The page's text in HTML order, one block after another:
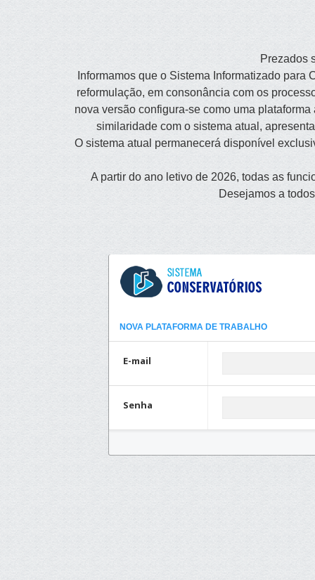
Prezados
Informamos que o Sistema Informatizado
reformulação, em consonância com os
nova versão configura-se como uma
similaridade com o sistema atual,
O sistema atual permanecerá disponível
A partir do ano letivo de 2026, todas as
Desejamos a
NOVA PLATAFORMA DE TRABALHO
E-mail
Senha